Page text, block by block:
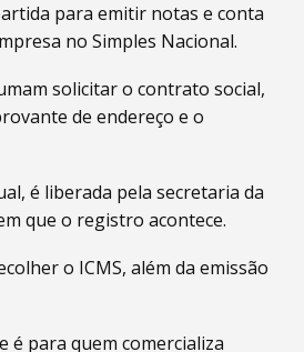
para emitir notas e conta
no Simples Nacional.
solicitar o contrato social,
de endereço e o
é liberada pela secretaria da
que o registro acontece.
o ICMS, além da emissão
é para quem comercializa